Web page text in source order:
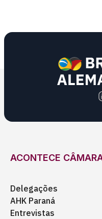
ACONTECE
Delegações
AHK Paraná
Entrevistas